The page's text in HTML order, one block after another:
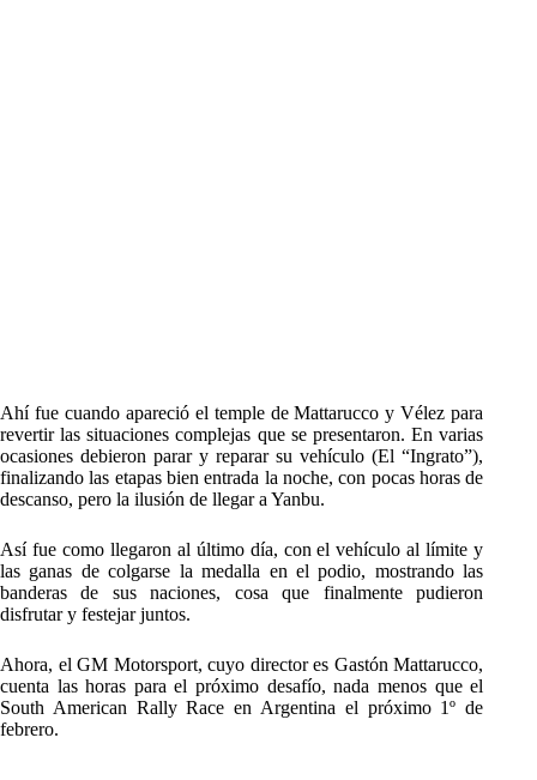
Ahí fue cuando apareció el temple de Mattarucco y Vélez para
revertir las situaciones complejas que se presentaron. En varias
ocasiones debieron parar y reparar su vehículo (El “Ingrato”),
finalizando las etapas bien entrada la noche, con pocas horas de
descanso, pero la ilusión de llegar a Yanbu.
Así fue como llegaron al último día, con el vehículo al límite y
las ganas de colgarse la medalla en el podio, mostrando las
banderas de sus naciones, cosa que finalmente pudieron
disfrutar y festejar juntos.
Ahora, el GM Motorsport, cuyo director es Gastón Mattarucco,
cuenta las horas para el próximo desafío, nada menos que el
South American Rally Race en Argentina el próximo 1º de
febrero.